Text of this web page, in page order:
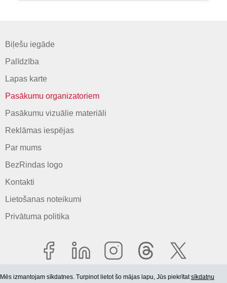
Biļešu iegāde
Palīdzība
Lapas karte
Pasākumu organizatoriem
Pasākumu vizuālie materiāli
Reklāmas iespējas
Par mums
BezRindas logo
Kontakti
Lietošanas noteikumi
Privātuma politika
Mēs izmantojam sīkdatnes. Turpinot lietot šo mājas lapu, Jūs piekrītatsīkdatņu